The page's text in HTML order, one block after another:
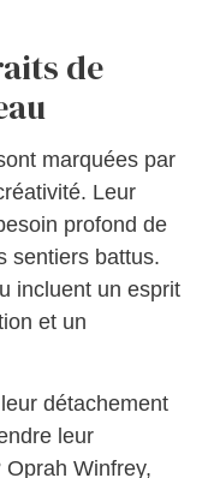
de
marquées par
Leur
profond de
sentiers battus.
incluent un esprit
et un
détachement
leur
Winfrey,